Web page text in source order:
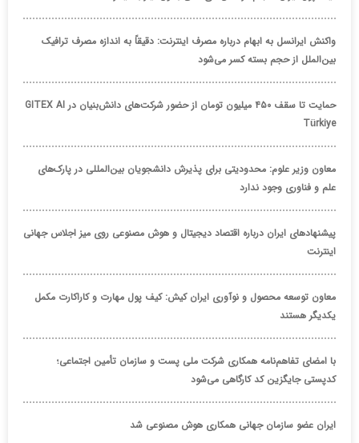
واکنش ایرانسل به ابهام درباره مصرف اینترنت: دقیقاً به اندازه مصرف ترافیک
بین‌الملل از حجم بسته کسر می‌شود
حمایت تا سقف ۴۵۰ میلیون تومان از حضور شرکت‌های دانش‌بنیان در GITEX AI
Türkiye
معاون وزیر علوم: محدودیتی برای پذیرش دانشجویان بین‌المللی در پارک‌های
علم و فناوری وجود ندارد
پیشنهادهای ایران درباره اقتصاد دیجیتال و هوش مصنوعی روی میز اجلاس جهانی
اینترنت
معاون توسعه محصول و نوآوری ایران کیش: کیف پول مهارت و کاراکارت مکمل
یکدیگر هستند
با امضای تفاهم‌نامه همکاری شرکت ملی پست و سازمان تأمین اجتماعی؛
کدپستی جایگزین کد کارگاهی می‌شود
ایران عضو سازمان جهانی همکاری هوش مصنوعی شد